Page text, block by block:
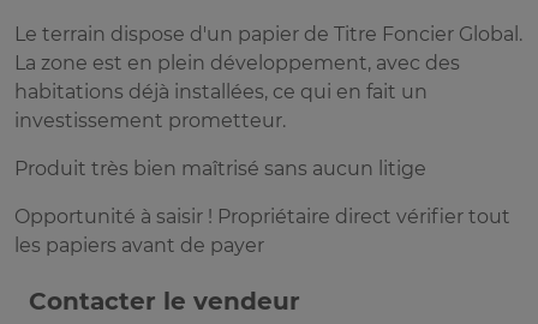
Le terrain dispose d'un papier de Titre Foncier Global.
La zone est en plein développement, avec des
habitations déjà installées, ce qui en fait un
investissement prometteur.
Produit très bien maîtrisé sans aucun litige
Opportunité à saisir ! Propriétaire direct vérifier tout
les papiers avant de payer
Contacter le vendeur